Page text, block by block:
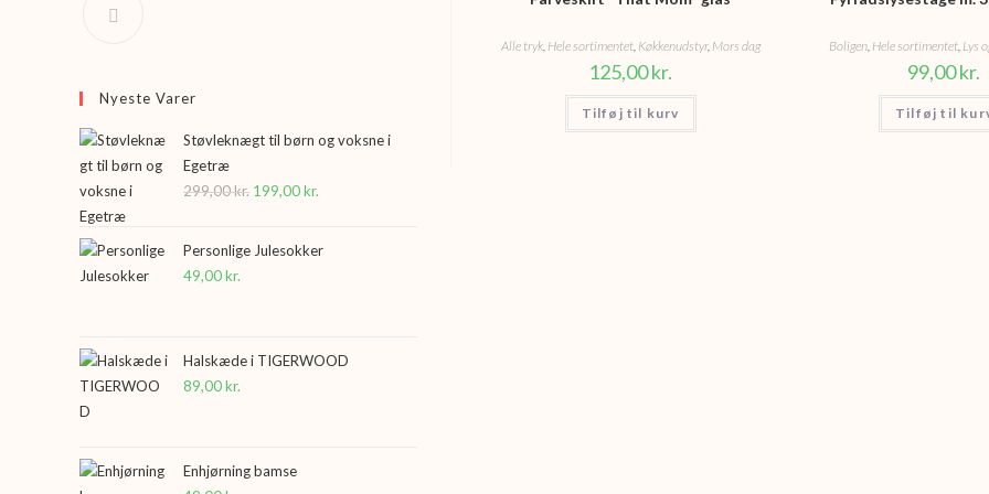
Alle tryk, Hele sortimentet, Køkkenudstyr, Mors dag
125,00kr.
Tilføj til kurv
Boligen, Hele sortimentet, Lys
99,00kr.
Tilføj til
Nyeste Varer
Støvleknægt til børn og voksne i
Egetræ
299,00kr. Den
pris
199,00kr.
pris
Personlige Julesokker
49,00kr.
Halskæde i TIGERWOOD
89,00kr.
Enhjørning bamse